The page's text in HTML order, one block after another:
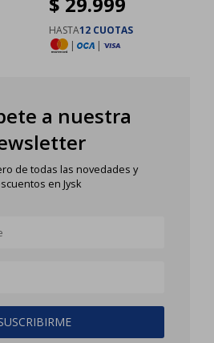
HASTA12 CUOTAS
|
|
a nuestra
de todas las novedades y
en Jysk